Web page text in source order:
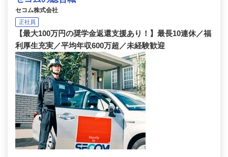
セコム株式会社
正社員
【最大100万円の奨学金返還支援あり！】最長10連休／福
利厚生充実／平均年収600万超／未経験歓迎